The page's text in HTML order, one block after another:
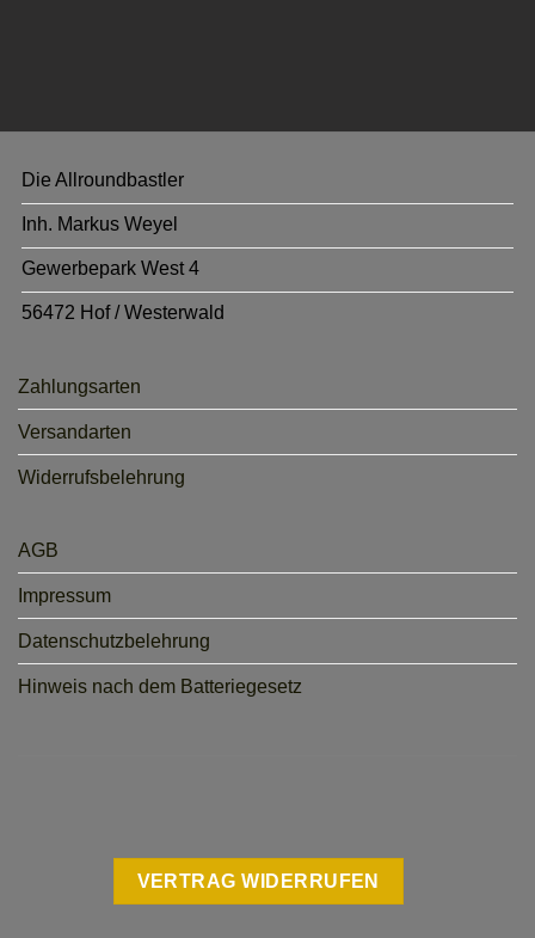
Die Allroundbastler
Inh. Markus Weyel
Gewerbepark West 4
56472 Hof / Westerwald
Zahlungsarten
Versandarten
Widerrufsbelehrung
AGB
Impressum
Datenschutzbelehrung
Hinweis nach dem Batteriegesetz
VERTRAG WIDERRUFEN